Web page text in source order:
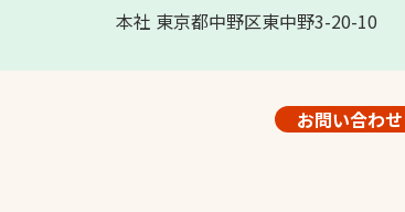
本社 東京都中野区東中野3-20-10
お問い合わせ